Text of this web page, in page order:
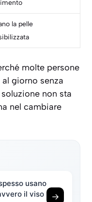
la pelle
molte persone
giorno senza
soluzione non sta
nel cambiare
usano
il viso
→